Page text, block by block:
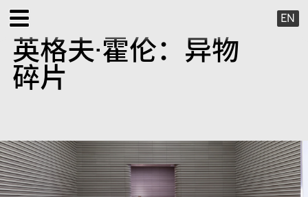
EN
展览
公共项目
特别项目
X 虚拟
英格夫·霍伦：异物
碎片